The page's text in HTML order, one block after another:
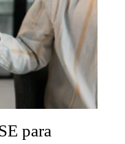
para